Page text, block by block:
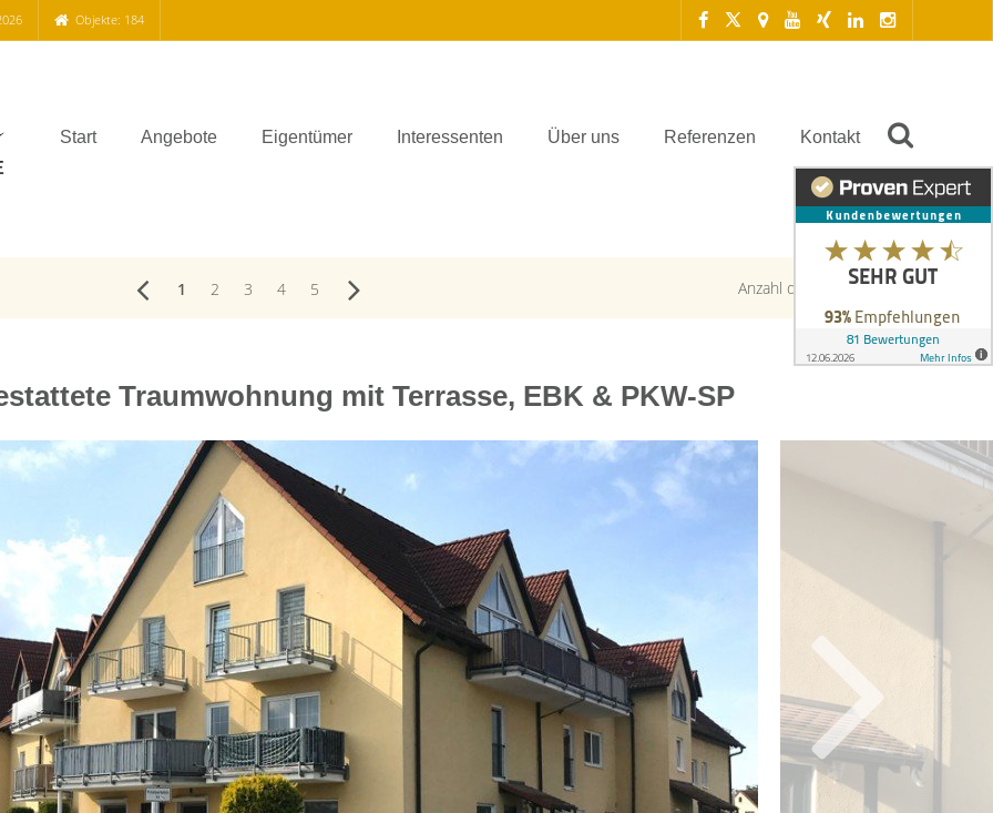
Objekte: 184
Start Angebote Eigentümer Interessenten Über uns Referenzen Kontakt
1 2 3 4 5 Anzahl der Objekte: 1 | 5
Traumwohnung mit Terrasse, EBK & PKW-SP